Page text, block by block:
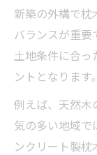
新築の外構で
バランスが重要
土地条件に合っ
ントとなります。
例えば、天然木
気の多い地域で
ンクリート製